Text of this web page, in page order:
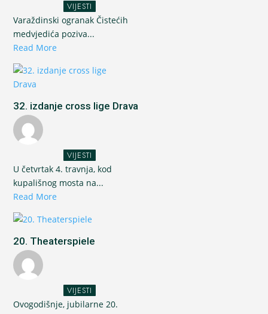
VIJESTI
Varaždinski ogranak Čistećih
medvjedića poziva...
Read More
32. izdanje cross lige Drava
VIJESTI
U četvrtak 4. travnja, kod
kupališnog mosta na...
Read More
20. Theaterspiele
VIJESTI
Ovogodišnje, jubilarne 20.